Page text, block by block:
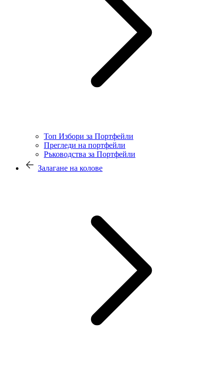
Топ Избори за Портфейли
Прегледи на портфейли
Ръководства за Портфейли
Залагане на колове